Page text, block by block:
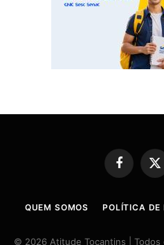
Facebook
X
QUEM SOMOS POLÍTICA DE
© 2026 Atitude Tocantins | Todos